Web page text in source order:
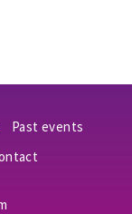
Past events